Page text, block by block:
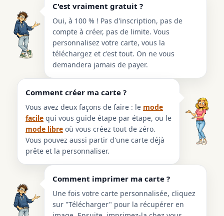
C'est vraiment gratuit ?
Oui, à 100 % ! Pas d'inscription, pas de
compte à créer, pas de limite. Vous
personnalisez votre carte, vous la
téléchargez et c'est tout. On ne vous
demandera jamais de payer.
Comment créer ma carte ?
Vous avez deux façons de faire : le mode
facile qui vous guide étape par étape, ou le
mode libre où vous créez tout de zéro.
Vous pouvez aussi partir d'une carte déjà
prête et la personnaliser.
Comment imprimer ma carte ?
Une fois votre carte personnalisée, cliquez
sur "Télécharger" pour la récupérer en